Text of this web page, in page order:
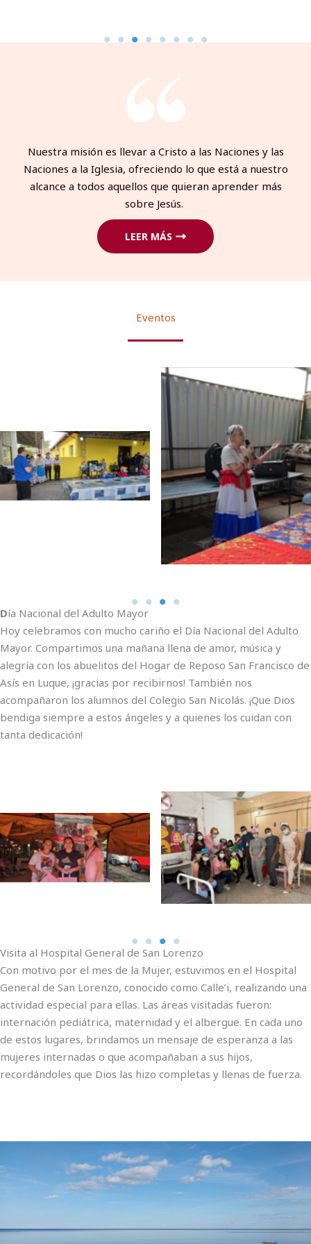
Nuestra misión es llevar a Cristo a las Naciones y las
Naciones a la Iglesia, ofreciendo lo que está a nuestro
alcance a todos aquellos que quieran aprender más
sobre Jesús.
LEER MÁS
Eventos
Día Nacional del Adulto Mayor
Hoy celebramos con mucho cariño el Día Nacional del Adulto
Mayor. Compartimos una mañana llena de amor, música y
alegría con los abuelitos del Hogar de Reposo San Francisco de
Asís en Luque, ¡gracias por recibirnos! También nos
acompañaron los alumnos del Colegio San Nicolás. ¡Que Dios
bendiga siempre a estos ángeles y a quienes los cuidan con
tanta dedicación!
Visita al Hospital General de San Lorenzo
Con motivo por el mes de la Mujer, estuvimos en el Hospital
General de San Lorenzo, conocido como Calle’i, realizando una
actividad especial para ellas. Las áreas visitadas fueron:
internación pediátrica, maternidad y el albergue. En cada uno
de estos lugares, brindamos un mensaje de esperanza a las
mujeres internadas o que acompañaban a sus hijos,
recordándoles que Dios las hizo completas y llenas de fuerza.